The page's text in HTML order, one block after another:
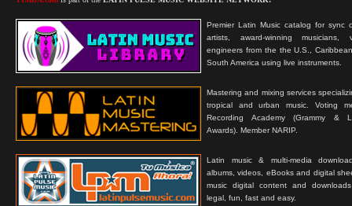
Premier Latin Music catalog for sync
artists, award-winning musicians,
engineers from the the U.S.,
South America using live instruments.
Mastering and mixing services
tropical and urban music. Voting
Recording Academy (Grammy &
Awards). Member NARIP.
Latin music & multi-media
albums, videos, eBooks and digital
music digital content and
legal, fun, fast and easy.